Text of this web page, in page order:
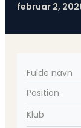
februar 2,
Fulde navn
Position
Klub